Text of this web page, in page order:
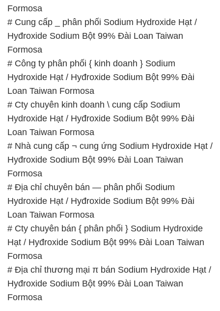
Formosa
# Cung cấp _ phân phối Sodium Hydroxide Hạt /
Hyđroxide Sodium Bột 99% Đài Loan Taiwan
Formosa
# Công ty phân phối { kinh doanh } Sodium
Hydroxide Hạt / Hyđroxide Sodium Bột 99% Đài
Loan Taiwan Formosa
# Cty chuyên kinh doanh \ cung cấp Sodium
Hydroxide Hạt / Hyđroxide Sodium Bột 99% Đài
Loan Taiwan Formosa
# Nhà cung cấp ¬ cung ứng Sodium Hydroxide Hạt /
Hyđroxide Sodium Bột 99% Đài Loan Taiwan
Formosa
# Địa chỉ chuyên bán — phân phối Sodium
Hydroxide Hạt / Hyđroxide Sodium Bột 99% Đài
Loan Taiwan Formosa
# Cty chuyên bán { phân phối } Sodium Hydroxide
Hạt / Hyđroxide Sodium Bột 99% Đài Loan Taiwan
Formosa
# Địa chỉ thương mại π bán Sodium Hydroxide Hạt /
Hyđroxide Sodium Bột 99% Đài Loan Taiwan
Formosa